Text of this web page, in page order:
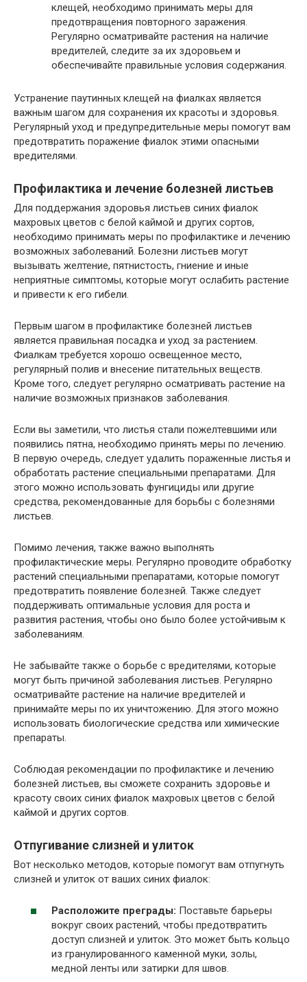
клещей, необходимо принимать меры для
предотвращения повторного заражения.
Регулярно осматривайте растения на наличие
вредителей, следите за их здоровьем и
обеспечивайте правильные условия содержания.
Устранение паутинных клещей на фиалках является
важным шагом для сохранения их красоты и здоровья.
Регулярный уход и предупредительные меры помогут вам
предотвратить поражение фиалок этими опасными
вредителями.
Профилактика и лечение болезней листьев
Для поддержания здоровья листьев синих фиалок
махровых цветов с белой каймой и других сортов,
необходимо принимать меры по профилактике и лечению
возможных заболеваний. Болезни листьев могут
вызывать желтение, пятнистость, гниение и иные
неприятные симптомы, которые могут ослабить растение
и привести к его гибели.
Первым шагом в профилактике болезней листьев
является правильная посадка и уход за растением.
Фиалкам требуется хорошо освещенное место,
регулярный полив и внесение питательных веществ.
Кроме того, следует регулярно осматривать растение на
наличие возможных признаков заболевания.
Если вы заметили, что листья стали пожелтевшими или
появились пятна, необходимо принять меры по лечению.
В первую очередь, следует удалить пораженные листья и
обработать растение специальными препаратами. Для
этого можно использовать фунгициды или другие
средства, рекомендованные для борьбы с болезнями
листьев.
Помимо лечения, также важно выполнять
профилактические меры. Регулярно проводите обработку
растений специальными препаратами, которые помогут
предотвратить появление болезней. Также следует
поддерживать оптимальные условия для роста и
развития растения, чтобы оно было более устойчивым к
заболеваниям.
Не забывайте также о борьбе с вредителями, которые
могут быть причиной заболевания листьев. Регулярно
осматривайте растение на наличие вредителей и
принимайте меры по их уничтожению. Для этого можно
использовать биологические средства или химические
препараты.
Соблюдая рекомендации по профилактике и лечению
болезней листьев, вы сможете сохранить здоровье и
красоту своих синих фиалок махровых цветов с белой
каймой и других сортов.
Отпугивание слизней и улиток
Вот несколько методов, которые помогут вам отпугнуть
слизней и улиток от ваших синих фиалок:
Расположите преграды: Поставьте барьеры
вокруг своих растений, чтобы предотвратить
доступ слизней и улиток. Это может быть кольцо
из гранулированного каменной муки, золы,
медной ленты или затирки для швов.